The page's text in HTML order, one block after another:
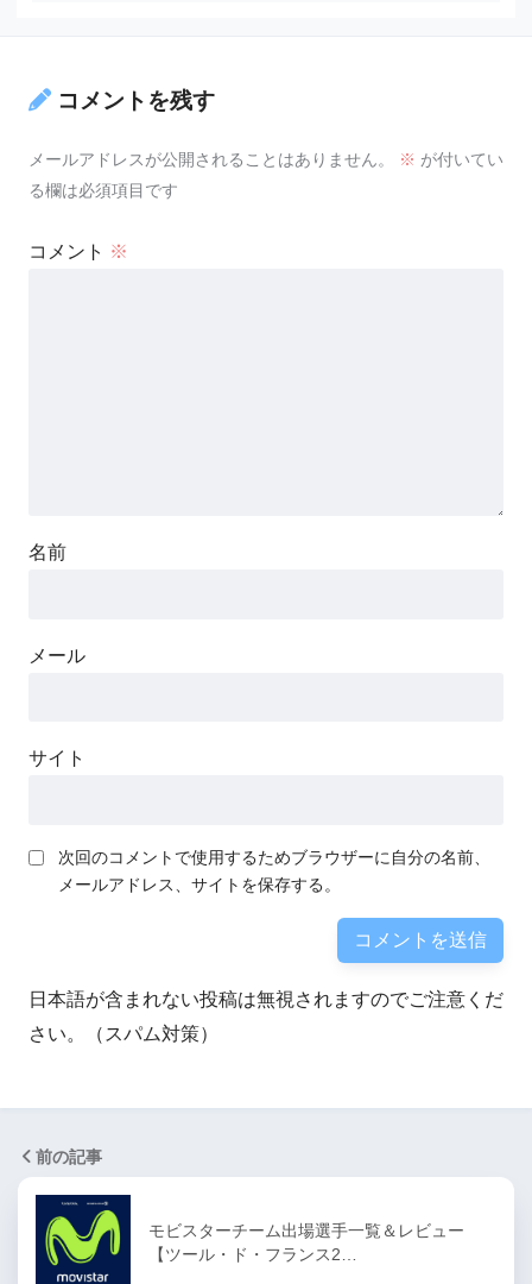
コメントを残す
メールアドレスが公開されることはありません。 ※ が付いてい
る欄は必須項目です
コメント ※
名前
メール
サイト
次回のコメントで使用するためブラウザーに自分の名前、
メールアドレス、サイトを保存する。
日本語が含まれない投稿は無視されますのでご注意くだ
さい。（スパム対策）
前の記事
モビスターチーム出場選手一覧＆レビュー
【ツール・ド・フランス2…